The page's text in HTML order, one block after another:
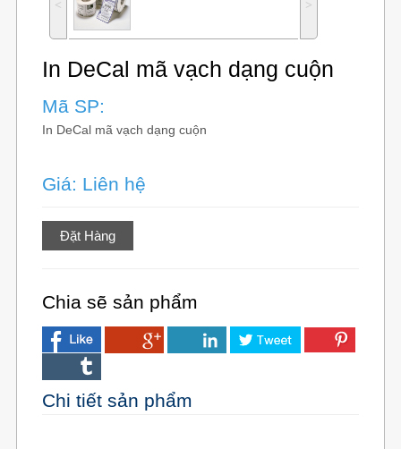
˂ ˃
In DeCal mã vạch dạng cuộn
Mã SP:
In DeCal mã vạch dạng cuộn
Giá: Liên hệ
Chia sẽ sản phẩm
Chi tiết sản phẩm